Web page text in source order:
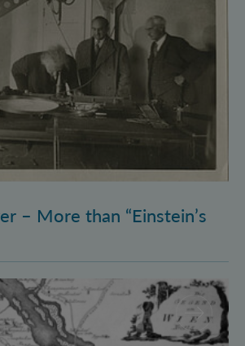
– More than “Einstein’s
(pre-)history of quantum